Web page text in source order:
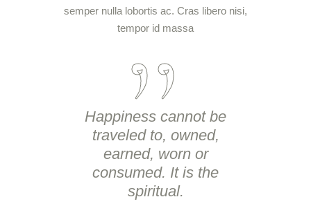
semper nulla lobortis ac. Cras libero nisi,
tempor id massa
Happiness cannot be
traveled to, owned,
earned, worn or
consumed. It is the
spiritual.